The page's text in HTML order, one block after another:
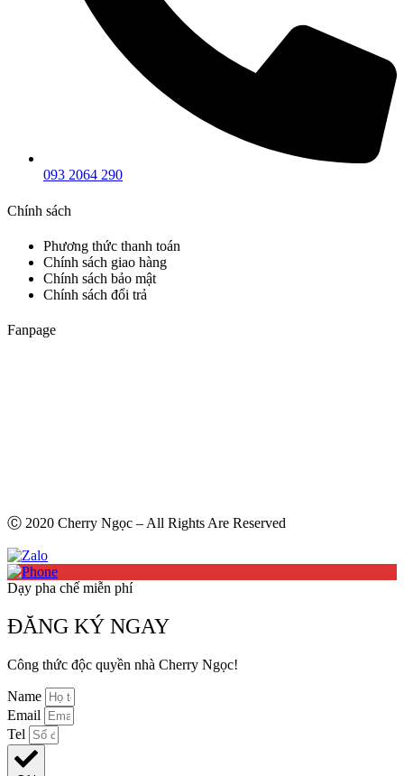
093 2064 290
Chính sách
Phương thức thanh toán
Chính sách giao hàng
Chính sách bảo mật
Chính sách đổi trả
Fanpage
Ⓒ 2020 Cherry Ngọc – All Rights Are Reserved
Dạy pha chế miễn phí
ĐĂNG KÝ NGAY
Công thức độc quyền nhà Cherry Ngọc!
Name
Email
Tel